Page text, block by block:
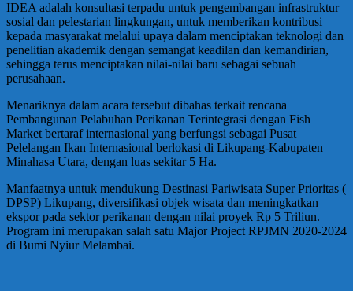
IDEA adalah konsultasi terpadu untuk pengembangan infrastruktur
sosial dan pelestarian lingkungan, untuk memberikan kontribusi
kepada masyarakat melalui upaya dalam menciptakan teknologi dan
penelitian akademik dengan semangat keadilan dan kemandirian,
sehingga terus menciptakan nilai-nilai baru sebagai sebuah
perusahaan.
Menariknya dalam acara tersebut dibahas terkait rencana
Pembangunan Pelabuhan Perikanan Terintegrasi dengan Fish
Market bertaraf internasional yang berfungsi sebagai Pusat
Pelelangan Ikan Internasional berlokasi di Likupang-Kabupaten
Minahasa Utara, dengan luas sekitar 5 Ha.
Manfaatnya untuk mendukung Destinasi Pariwisata Super Prioritas (
DPSP) Likupang, diversifikasi objek wisata dan meningkatkan
ekspor pada sektor perikanan dengan nilai proyek Rp 5 Triliun.
Program ini merupakan salah satu Major Project RPJMN 2020-2024
di Bumi Nyiur Melambai.